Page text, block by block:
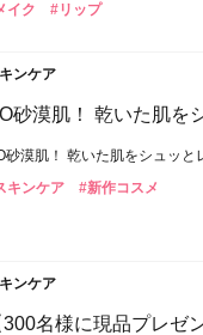
イク
#リップ
ンケア
砂漠肌！ 乾いた肌を
砂漠肌！ 乾いた肌をシュッと
キンケア
#新作コスメ
ンケア
300名様に現品プレゼ